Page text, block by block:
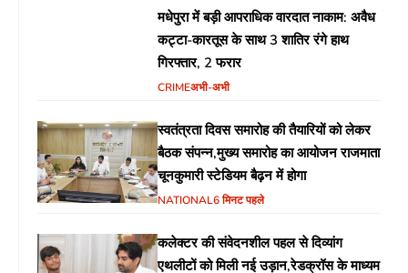
मधेपुरा में बड़ी आपराधिक वारदात नाकाम: अवैध
कट्टा-कारतूस के साथ 3 शातिर रंगे हाथ
गिरफ्तार, 2 फरार
CRIMEअभी-अभी
स्वतंत्रता दिवस समारोह की तैयारियों को लेकर
बैठक संपन्न,मुख्य समारोह का आयोजन राजमाता
चूनकुमारी स्टेडियम बैढ़न में होगा
NATIONAL6 मिनट पहले
कलेक्टर की संवेदनशील पहल से दिव्यांग
एथलीटों को मिली नई उड़ान,रेडक्रॉस के माध्यम